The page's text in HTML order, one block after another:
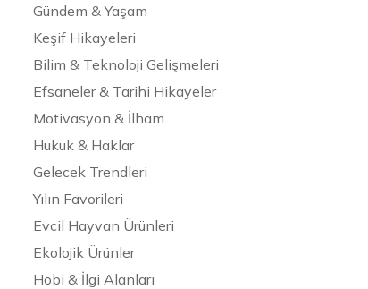
Gündem & Yaşam
Keşif Hikayeleri
Bilim & Teknoloji Gelişmeleri
Efsaneler & Tarihi Hikayeler
Motivasyon & İlham
Hukuk & Haklar
Gelecek Trendleri
Yılın Favorileri
Evcil Hayvan Ürünleri
Ekolojik Ürünler
Hobi & İlgi Alanları